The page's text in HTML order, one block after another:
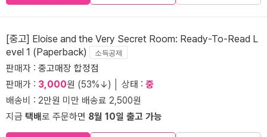
[중고] Eloise and the Very Secret Room: Ready-To-Read L
evel 1 (Paperback)
소득공제
판매자 : 중고매장 합정점
판매가 : 3,000원 (53%↓) │ 상태 : 중
배송비 : 2만원 미만 배송료 2,500원
지금 택배로 주문하면 8월 10일 출고 가능